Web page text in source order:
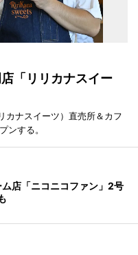
「リリカナスイー
カナスイーツ）直売所＆カフ
ンする。
店「ニコニコファン」2号